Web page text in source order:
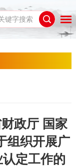
政厅 国家
组织开展广
定工作的